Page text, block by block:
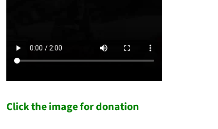
Click the image for donation